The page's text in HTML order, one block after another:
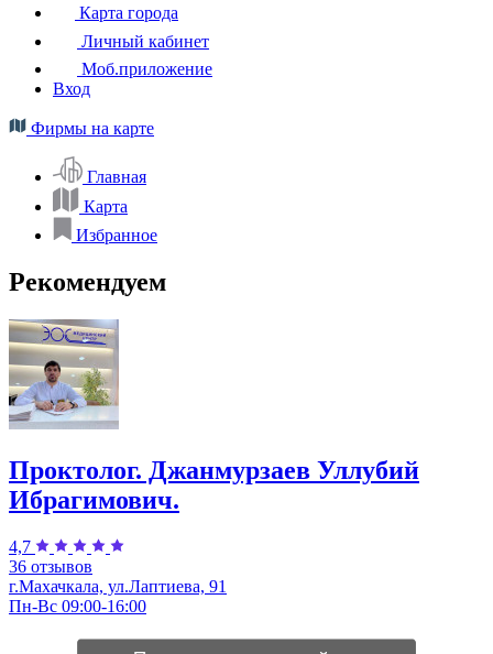
Карта города
Личный кабинет
Моб.приложение
Вход
Фирмы на карте
Главная
Карта
Избранное
Рекомендуем
Проктолог. Джанмурзаев Уллубий
Ибрагимович.
4,7
36 отзывов
г.Махачкала, ул.Лаптиева, 91
Пн-Вс 09:00-16:00